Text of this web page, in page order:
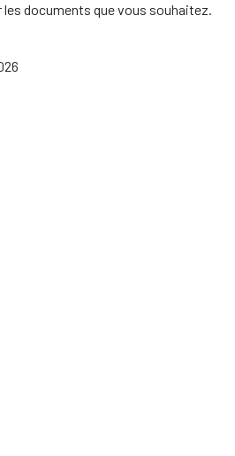
documents que vous souhaitez.